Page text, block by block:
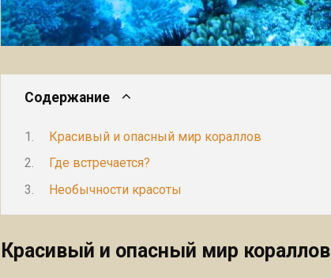
Содержание
Красивый и опасный мир кораллов
Где встречается?
Необычности красоты
Красивый и опасный мир кораллов